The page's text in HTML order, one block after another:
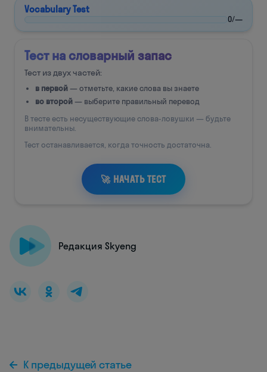
Редакция Skyeng
К предыдущей статье